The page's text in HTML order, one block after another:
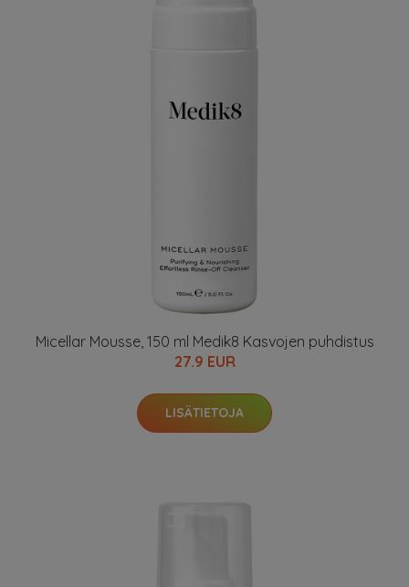
Micellar Mousse, 150 ml Medik8 Kasvojen puhdistus
27.9 EUR
LISÄTIETOJA